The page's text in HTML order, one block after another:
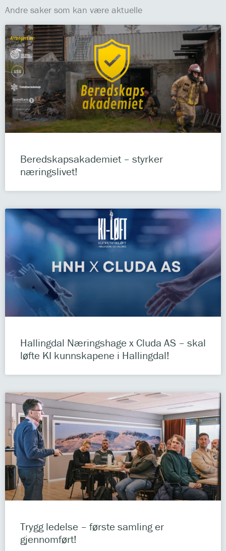
Andre saker som kan være aktuelle
Beredskapsakademiet – styrker
næringslivet!
Hallingdal Næringshage x Cluda AS – skal
løfte KI kunnskapene i Hallingdal!
Trygg ledelse – første samling er
gjennomført!